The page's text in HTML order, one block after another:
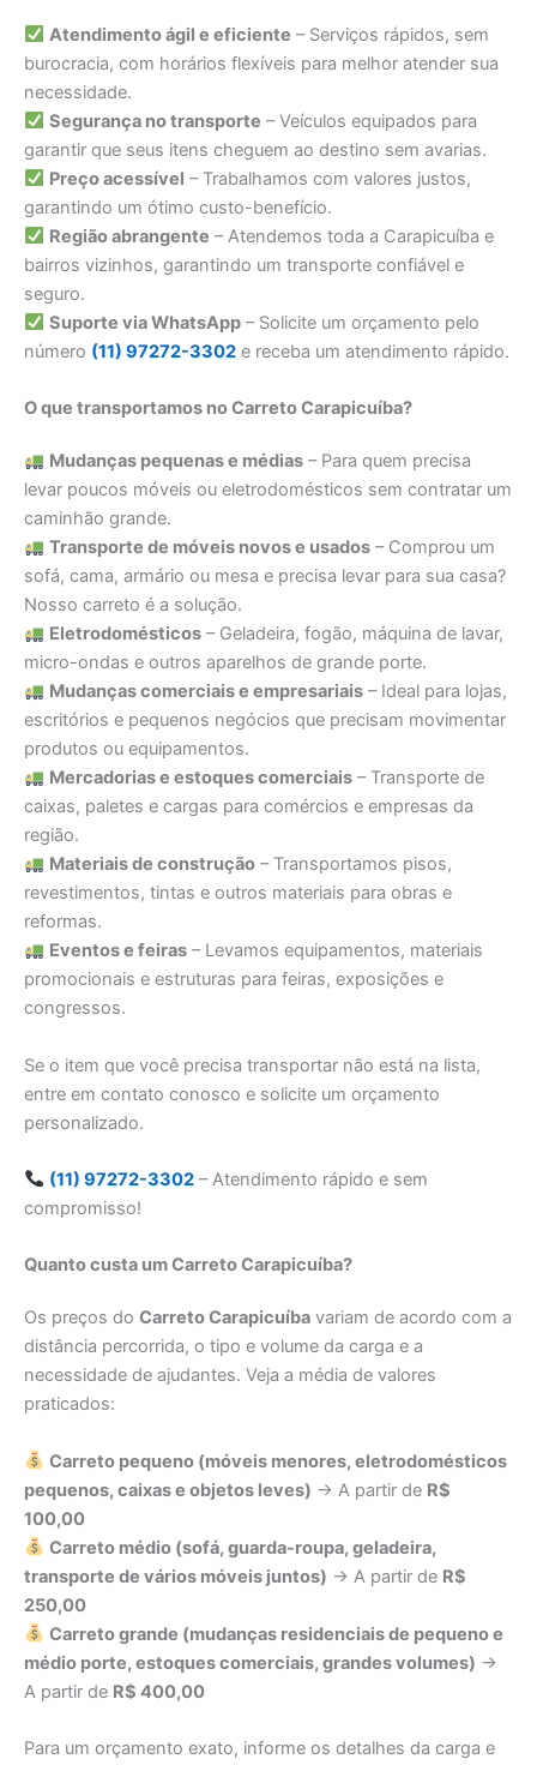
Atendimento ágil e eficiente – Serviços rápidos, sem
burocracia, com horários flexíveis para melhor atender sua
necessidade.
Segurança no transporte – Veículos equipados para
garantir que seus itens cheguem ao destino sem avarias.
Preço acessível – Trabalhamos com valores justos,
garantindo um ótimo custo-benefício.
Região abrangente – Atendemos toda a Carapicuíba e
bairros vizinhos, garantindo um transporte confiável e
seguro.
Suporte via WhatsApp– Solicite um orçamento pelo
número (11) 97272-3302 e receba um atendimento rápido.
O que transportamos no Carreto Carapicuíba?
Mudanças pequenas e médias– Para quem precisa
levar poucos móveis ou eletrodomésticos sem contratar um
caminhão grande.
Transporte de móveis novos e usados– Comprou um
sofá, cama, armário ou mesa e precisa levar para sua casa?
Nosso carreto é a solução.
Eletrodomésticos– Geladeira, fogão, máquina de lavar,
micro-ondas e outros aparelhos de grande porte.
Mudanças comerciais e empresariais– Ideal para lojas,
escritórios e pequenos negócios que precisam movimentar
produtos ou equipamentos.
Mercadorias e estoques comerciais– Transporte de
caixas, paletes e cargas para comércios e empresas da
região.
Materiais de construção– Transportamos pisos,
revestimentos, tintas e outros materiais para obras e
reformas.
Eventos e feiras– Levamos equipamentos, materiais
promocionais e estruturas para feiras, exposições e
congressos.
Se o item que você precisa transportar não está na lista,
entre em contato conosco e solicite um orçamento
personalizado.
(11) 97272-3302– Atendimento rápido e sem
compromisso!
Quanto custa um Carreto Carapicuíba?
Os preços do Carreto Carapicuíba variam de acordo com a
distância percorrida, o tipo e volume da carga e a
necessidade de ajudantes. Veja a média de valores
praticados:
Carreto pequeno (móveis menores, eletrodomésticos
pequenos, caixas e objetos leves) → A partir de R$
100,00
Carreto médio (sofá, guarda-roupa, geladeira,
transporte de vários móveis juntos) → A partir de R$
250,00
Carreto grande (mudanças residenciais de pequeno e
médio porte, estoques comerciais, grandes volumes) →
A partir de R$ 400,00
Para um orçamento exato, informe os detalhes da carga e